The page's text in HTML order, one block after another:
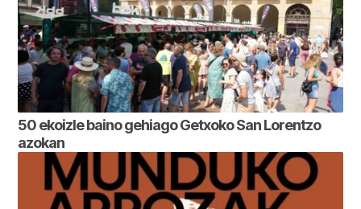
50 ekoizle baino gehiago Getxoko San Lorentzo
azokan